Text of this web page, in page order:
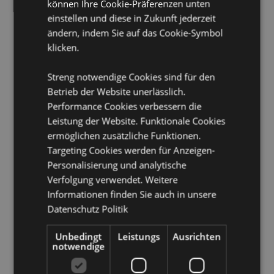
Äquatorialguinea, Eritrea, Estland, Äthiopien, Färöer-
Inseln, Finnland (Festland), Frankreich (Festland),
Französisch-Guayana, Gabun, Gambia, Georgien,
Deutschland, Ghana, Gibraltar, Griechenland,
Bissau, Heiliger Stuhl (Vatikanstadt), Ungarn, Island,
Iran, Irak, Irland, Isle of Man (Vereinigtes Königreich),
Kenia, Kuwait, Lettland, Libanon, Lesotho, Liberia,
Libysch-Arabische Dschamahirija, Liechtenstein,
Litauen, Luxemburg, Nordmazedonien, Madagaskar,
Madeira (Portugal), Malawi, Mali, Malta, Martinique,
Mauretanien, Mauritius, Mayotte, Moldawien,
Monaco, Montenegro, Marokko, Mosambik, Namibia,
Niederlande, Niger, Nigeria, Norwegen, Oman, Polen,
Portugal (Festland), Katar, Réunion, Rumänien,
Ruanda, Saint-Martin (französischer Teil), San Marino,
Serbien, Sizilien (Italien), Slowakei, Slowenien, Somalia,
Südafrika, Südsudan, Spanien (Festland), Eswatini,
Schweden, Schweiz, Syrische Arabische Republik,
Tansania, Togo, Tunesien, Türkei, Uganda, Ukraine,
können Ihre Cookie-Präferenzen unten
einstellen und diese in Zukunft jederzeit
ändern, indem Sie auf das Cookie-Symbol
klicken.
Streng notwendige Cookies sind für den
Betrieb der Website unerlässlich.
Performance Cookies verbessern die
Leistung der Website. Funktionale Cookies
ermöglichen zusätzliche Funktionen.
Targeting Cookies werden für Anzeigen-
Personalisierung und analytische
Verfolgung verwendet. Weitere
Informationen finden Sie auch in unsere
Datenschutz Politik
Unbedingt
notwendige
Leistungs Ausrichten